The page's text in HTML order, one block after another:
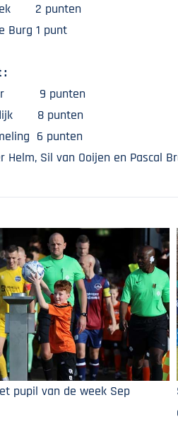
2 punten
Burg 1 punt
:
9 punten
8 punten
6 punten
Helm, Sil van Ooijen en Pascal
pupil van de week Sep